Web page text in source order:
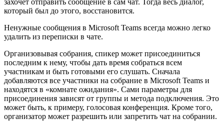
который был до этого, восстановится.
Ненужные сообщения в Microsoft Teams всегда можно легко
удалить из переписки в чате.
Организовывая собрания, спикер может присоединиться
последним к нему, чтобы дать время собраться всем
участникам и быть готовыми его слушать. Сначала
добавляются все участники на собрание в Microsoft Teams и
находятся в «комнате ожидания». Сами параметры для
присоединения зависят от группы и метода подключения. Это
может быть, к примеру, голосовая конференция. Кроме того,
организатор может разрешить или запретить чат на собрании.